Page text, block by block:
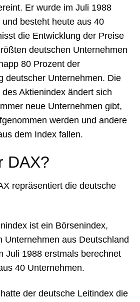
Er wurde im Juli 1988
besteht heute aus 40
die Entwicklung der Preise
deutschen Unternehmen
80 Prozent der
deutscher Unternehmen. Die
Aktienindex ändert sich
neue Unternehmen gibt,
werden und andere
dem Index fallen.
DAX?
repräsentiert die deutsche
ist ein Börsenindex,
Unternehmen aus Deutschland
Juli 1988 erstmals berechnet
40 Unternehmen.
der deutsche Leitindex die